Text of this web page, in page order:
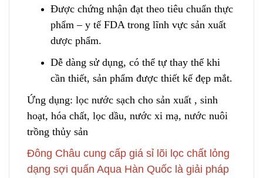
Được chứng nhận đạt theo tiêu chuẩn thực
phẩm – y tế FDA trong lĩnh vực sản xuất
dược phẩm.
Dễ dàng sử dụng, có thể tự thay thế khi
cần thiết, sản phẩm được thiết kế đẹp mắt.
Ứng dụng: lọc nước sạch cho sản xuất , sinh
hoạt, hóa chất, lọc dầu, nước xi mạ, nước nuôi
trồng thủy sản
Đông Châu cung cấp giá sỉ lõi lọc chất lỏng
dạng sợi quấn Aqua Hàn Quốc là giải pháp